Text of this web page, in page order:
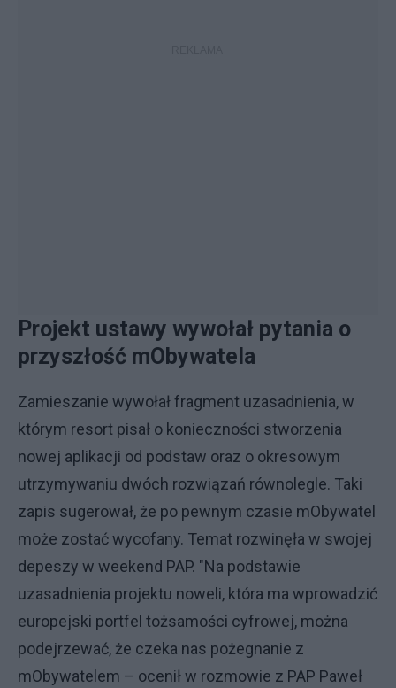
Projekt ustawy wywołał pytania o
przyszłość mObywatela
Zamieszanie wywołał fragment uzasadnienia, w
którym resort pisał o konieczności stworzenia
nowej aplikacji od podstaw oraz o okresowym
utrzymywaniu dwóch rozwiązań równolegle. Taki
zapis sugerował, że po pewnym czasie mObywatel
może zostać wycofany. Temat rozwinęła w swojej
depeszy w weekend PAP. "Na podstawie
uzasadnienia projektu noweli, która ma wprowadzić
europejski portfel tożsamości cyfrowej, można
podejrzewać, że czeka nas pożegnanie z
mObywatelem – ocenił w rozmowie z PAP Paweł